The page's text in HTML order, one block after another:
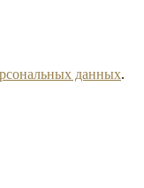
данных.